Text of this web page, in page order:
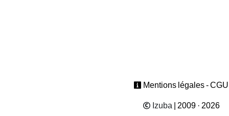
Mentions légales - CGU
Izuba | 2009 · 2026